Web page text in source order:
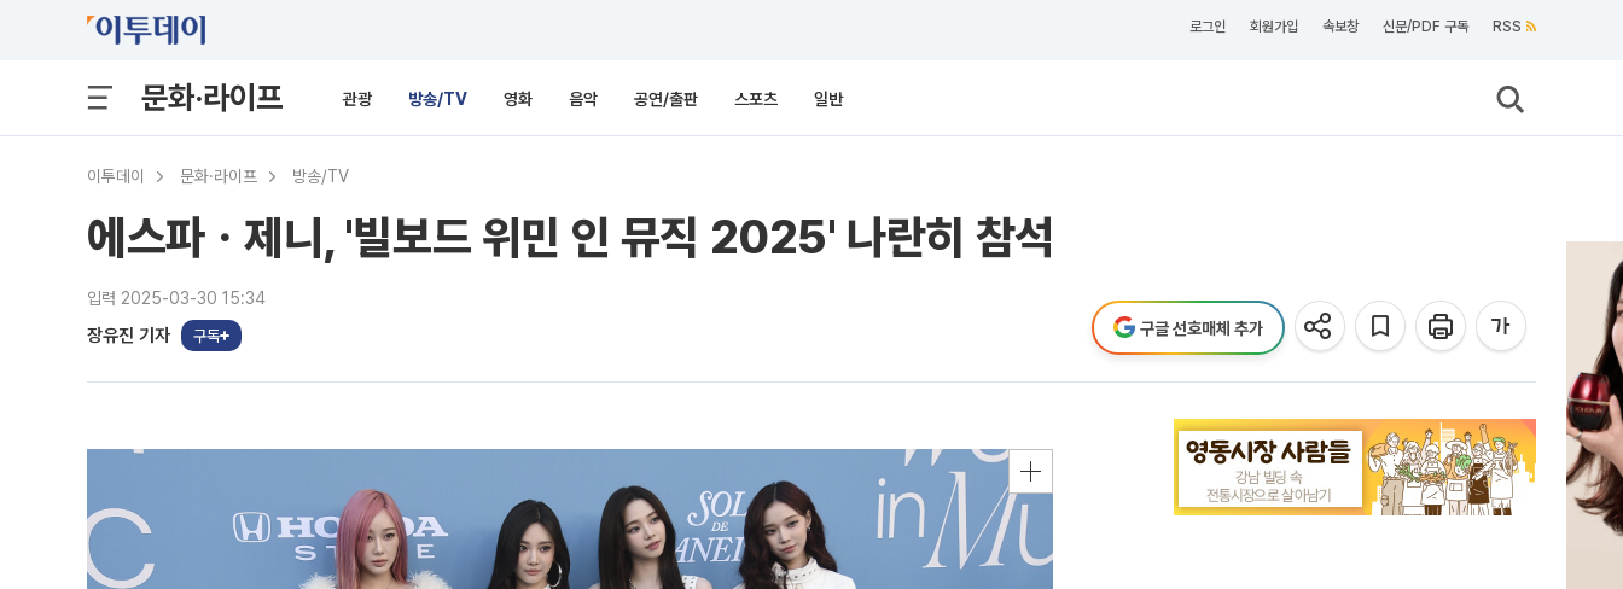
로그인 회원가입 속보창 신문/PDF 구독 RSS
문화·라이프 관광 방송/TV 영화 음악 공연/출판 스포츠 일반
이투데이 문화·라이프 방송/TV
에스파ㆍ제니, '빌보드 위민 인 뮤직 2025' 나란히 참석
입력 2025-03-30 15:34
장유진 기자 구독 구글 선호매체 추가